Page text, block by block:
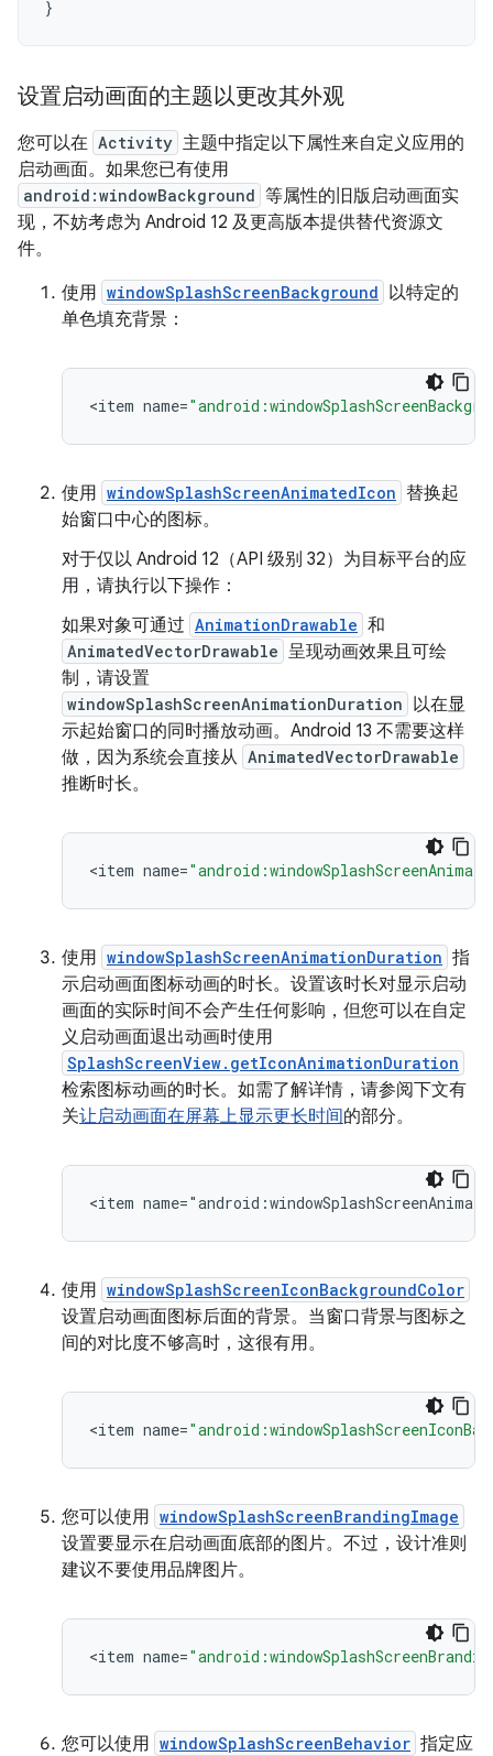
}
设置启动画面的主题以更改其外观
您可以在 Activity 主题中指定以下属性来自定义应用的
启动画面。如果您已有使用
android:windowBackground 等属性的旧版启动画面实
现，不妨考虑为 Android 12 及更高版本提供替代资源文
件。
使用 windowSplashScreenBackground 以特定的
单色填充背景：
<item name=
使用 windowSplashScreenAnimatedIcon 替换起
始窗口中心的图标。
对于仅以 Android 12（API 级别 32）为目标平台的应
用，请执行以下操作：
如果对象可通过 AnimationDrawable 和
AnimatedVectorDrawable 呈现动画效果且可绘
制，请设置
windowSplashScreenAnimationDuration 以在显
示起始窗口的同时播放动画。Android 13 不需要这样
做，因为系统会直接从 AnimatedVectorDrawable
推断时长。
<item name=
使用 windowSplashScreenAnimationDuration 指
示启动画面图标动画的时长。设置该时长对显示启动
画面的实际时间不会产生任何影响，但您可以在自定
义启动画面退出动画时使用
SplashScreenView.getIconAnimationDuration
检索图标动画的时长。如需了解详情，请参阅下文有
关让启动画面在屏幕上显示更长时间的部分。
使用 windowSplashScreenIconBackgroundColor
设置启动画面图标后面的背景。当窗口背景与图标之
间的对比度不够高时，这很有用。
<item name=
您可以使用 windowSplashScreenBrandingImage
设置要显示在启动画面底部的图片。不过，设计准则
建议不要使用品牌图片。
<item name=
您可以使用 windowSplashScreenBehavior 指定应